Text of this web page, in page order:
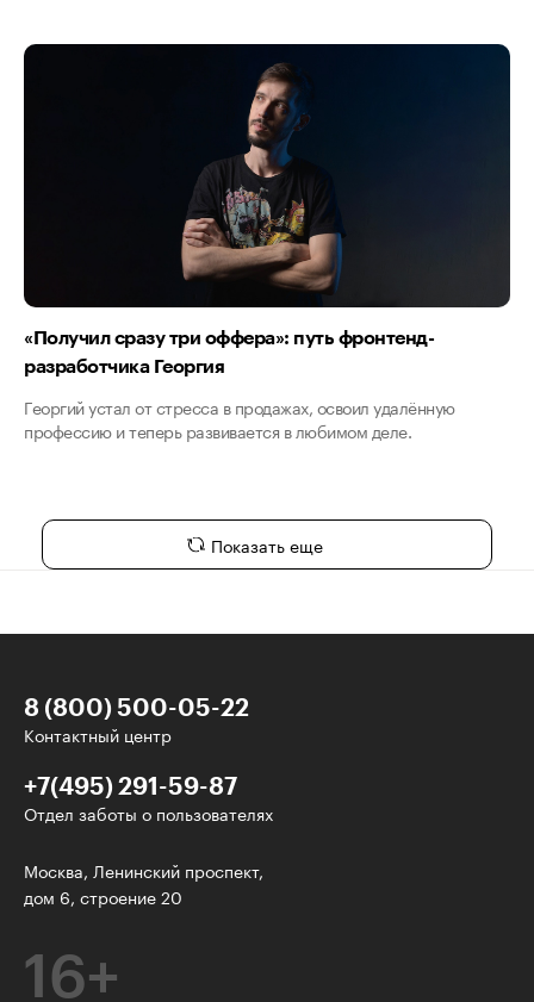
«Получил сразу три оффера»: путь фронтенд-
разработчика Георгия
Георгий устал от стресса в продажах, освоил удалённую
профессию и теперь развивается в любимом деле.
Показать еще
8 (800) 500-05-22
Контактный центр
+7(495) 291-59-87
Отдел заботы о пользователях
Москва, Ленинский проспект,
дом 6, строение 20
16+
У нас есть классные рассылки!
Электронная почта